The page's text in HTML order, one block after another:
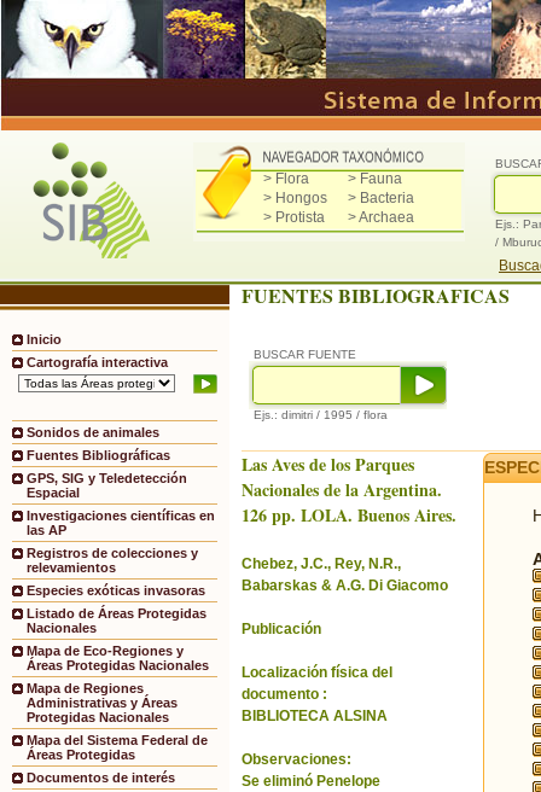
> Flora
> Fauna
> Hongos
> Bacteria
> Protista
> Archaea
Ejs.:
/
Inicio
Cartografía interactiva
Sonidos de animales
Fuentes Bibliográficas
GPS, SIG y Teledetección
Espacial
Investigaciones científicas en
las AP
Registros de colecciones y
relevamientos
Especies exóticas invasoras
Listado de Áreas Protegidas
Nacionales
Mapa de Eco-Regiones y
Áreas Protegidas Nacionales
Mapa de Regiones
Administrativas y Áreas
Protegidas Nacionales
Mapa del Sistema Federal de
Áreas Protegidas
Documentos de interés
FUENTES BIBLIOGRAFICAS
BUSCAR FUENTE
Ejs.: dimitri / 1995 / flora
Las Aves de los Parques
Nacionales de la Argentina.
126 pp. LOLA. Buenos Aires.
Chebez, J.C., Rey, N.R.,
Babarskas & A.G. Di Giacomo
Publicación
Localización física del
documento :
BIBLIOTECA ALSINA
Observaciones:
Se eliminó Penelope